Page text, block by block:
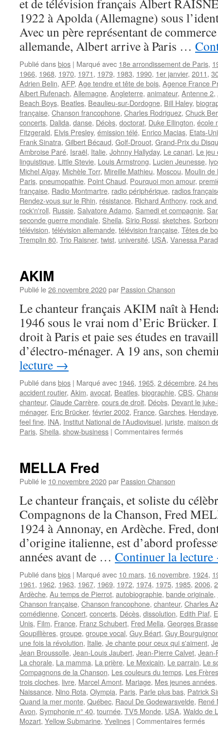
et de télévision français Albert
1922 à Apolda (Allemagne) sous
Avec un père représentant de
allemande, Albert arrive à Paris …
Publié dansbios | Marqué avec 18e arrondissement de Paris,
1966, 1968, 1970, 1971, 1979, 1983, 1990, 1er janvier, 2011,
Adrien Belin, AFP, Age tendre et tête de bois, Agence France
Albert Rufenach, Allemagne, Angleterre, animateur, Antenne 2,
Beach Boys, Beatles, Beaulieu-sur-Dordogne, Bill Haley,
française, Chanson francophone, Charles Rodriguez, Chuck
concerts, Dalida, danse, Décès, doctorat, Duke Ellington, école
Fitzgerald, Elvis Presley, émission télé, Enrico Macias, Etats-
Frank Sinatra, Gilbert Bécaud, Golf-Drouot, Grand-Prix du
Ambroise Paré, Israël, Italie, Johnny Hallyday, Le canari, Le jeu
linguistique, Little Stevie, Louis Armstrong, Lucien Jeunesse,
Michel Algay, Michèle Torr, Mireille Mathieu, Moscou, Moulin de
Paris, pneumopathie, Point Chaud, Pourquoi mon amour,
française, Radio Montmartre, radio périphérique, radios
Rendez-vous sur le Rhin, résistance, Richard Anthony, rock
rock'n'roll, Russie, Salvatore Adamo, Samedi et compagnie,
seconde guerre mondiale, Sheila, Sirio Rossi, sketches,
télévision, télévision allemande, télévision française, Têtes de
Tremplin 80, Trio Raisner, twist, université, USA, Vanessa
AKIM
Publié le26 novembre 2020par Passion Chanson
Le chanteur français AKIM naît à
1946 sous le vrai nom d’Eric Brücker.
droit à Paris et paie ses études en
d’électro-ménager. A 19 ans, son
lecture →
Publié dansbios | Marqué avec 1946, 1965, 2 décembre, 24
accident routier, Akim, avocat, Beatles, biographie, CBS,
chanteur, Claude Carrère, cours de droit, Décès, Devant le
ménager, Eric Brücker, février 2002, France, Garches, Hendaye
feel fine, INA, Institut National de l'Audiovisuel, juriste, maison
Paris, Sheila, show-business | Commentaires ferméssur
MELLA Fred
Publié le 10 novembre 2020par Passion Chanson
Le chanteur français, et soliste du
Compagnons de la Chanson, Fred
1924 à Annonay, en Ardèche. Fred,
d’origine italienne, est d’abord
années avant de … Continuer la lecture
Publié dansbios | Marqué avec 10 mars, 16 novembre, 1924,
1961, 1962, 1963, 1967, 1969, 1972, 1974, 1975, 1985, 2006,
Ardèche, Au temps de Pierrot, autobiographie, bande originale,
Chanson française, Chanson francophone, chanteur, Charles
comédienne, Concert, concerts, Décès, dissolution, Edith Piaf,
Unis, Film, France, Franz Schubert, Fred Mella, Georges
Goupillières, groupe, groupe vocal, Guy Béart, Guy
une fois la révolution, Italie, Je chante pour ceux qui s'aiment,
Jean Broussolle, Jean-Louis Jaubert, Jean-Pierre Calvet, Jean-
La chorale, La mamma, La prière, Le Mexicain, Le parrain, Le
Compagnons de la Chanson, Les couleurs du temps, Les
trois cloches, livre, Marcel Amont, Mariage, Mes jeunes années
Naissance, Nino Rota, Olympia, Paris, Parle plus bas, Patrick
Quand la mer monte, Québec, Raoul De Godewarsvelde, René
Avon, Symphonie n° 40, tournée, TV5 Monde, USA, Waldo de
Mozart, Yellow Submarine, Yvelines | Commentaires ferméssur